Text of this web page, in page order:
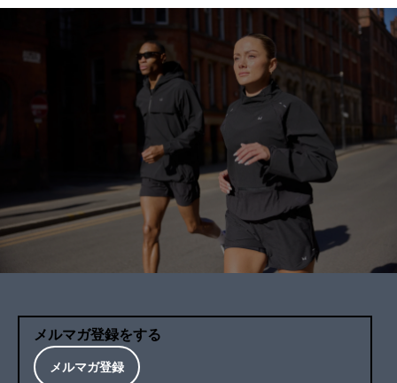
メルマガ登録をする
メルマガ登録